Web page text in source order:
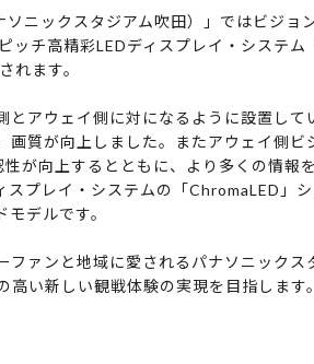
ニックスタジアム吹田）」ではビジョ
ッチ高精彩LEDディスプレイ・システ
れます。
とアウェイ側に対になるように設置し
画質が向上しました。またアウェイ側
が向上するとともに、より多くの情報
プレイ・システムの「ChromaLED」
デルです。
ファンと地域に愛されるパナソニック
い新しい観戦体験の実現を目指します